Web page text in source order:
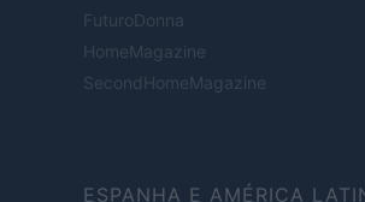
FuturoDonna
HomeMagazine
SecondHomeMagazine
ESPANHA E AMÉRICA